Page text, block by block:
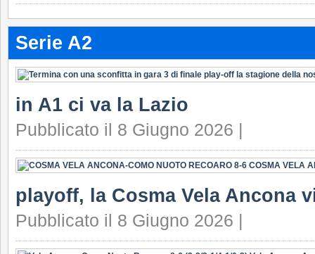
Serie A2
in A1 ci va la Lazio
Pubblicato il 8 Giugno 2026 |
playoff, la Cosma Vela Ancona
Pubblicato il 8 Giugno 2026 |